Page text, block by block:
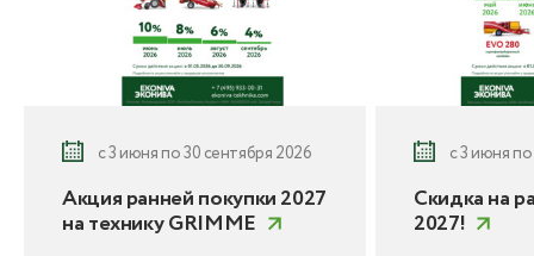
с 3 июня по 30 сентября 2026
Акция ранней покупки 2027
на технику GRIMME
с 3 июня
Скидка на
2027!